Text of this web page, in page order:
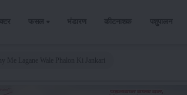
फसल भंडारण कीटनाशक पशुपालन